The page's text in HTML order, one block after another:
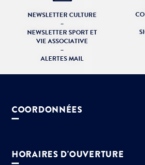
NEWSLETTER CULTURE
–
NEWSLETTER SPORT ET
VIE ASSOCIATIVE
–
ALERTES MAIL
COORDONNÉES
01 64 13 55 55
HORAIRES D'OUVERTURE